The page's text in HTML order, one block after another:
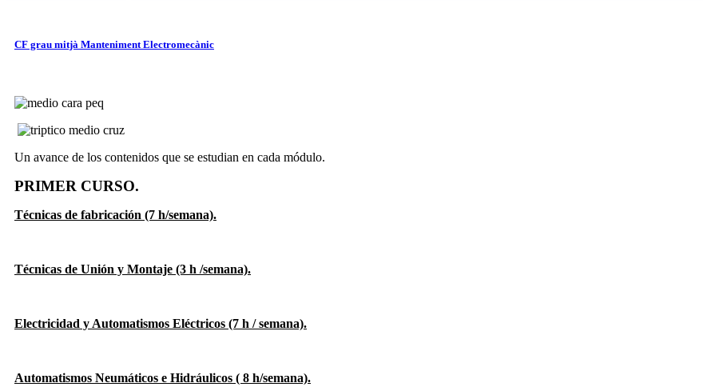
CF grau mitjà Manteniment Electromecànic
Un avance de los contenidos que se estudian en cada módulo.
PRIMER CURSO.
Técnicas de fabricación (7 h/semana).
Técnicas de Unión y Montaje (3 h /semana).
Electricidad y Automatismos Eléctricos (7 h / semana).
Automatismos Neumáticos e Hidráulicos ( 8 h/semana).